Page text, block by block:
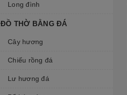
Long đình
ĐỒ THỜ BẰNG ĐÁ
Cây hương
Chiếu rồng đá
Lư hương đá